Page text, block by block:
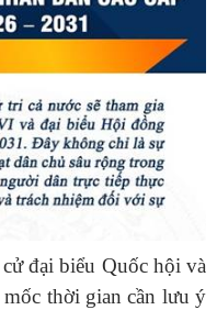
đại biểu Quốc hội và
thời gian cần lưu ý